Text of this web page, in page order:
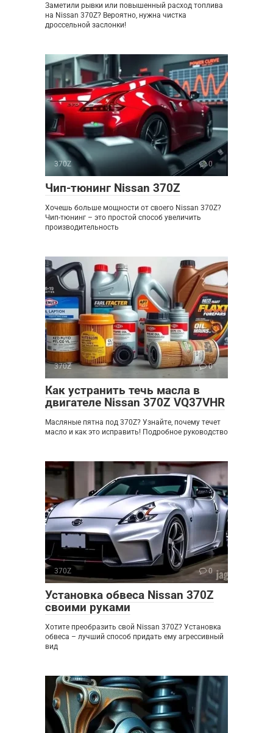
Заметили рывки или повышенный расход топлива
на Nissan 370Z? Вероятно, нужна чистка
дроссельной заслонки!
370Z 0
Чип-тюнинг Nissan 370Z
Хочешь больше мощности от своего Nissan 370Z?
Чип-тюнинг – это простой способ увеличить
производительность
370Z 0
Как устранить течь масла в
двигателе Nissan 370Z VQ37VHR
Масляные пятна под 370Z? Узнайте, почему течет
масло и как это исправить! Подробное руководство
370Z 0
Установка обвеса Nissan 370Z
своими руками
Хотите преобразить свой Nissan 370Z? Установка
обвеса – лучший способ придать ему агрессивный
вид